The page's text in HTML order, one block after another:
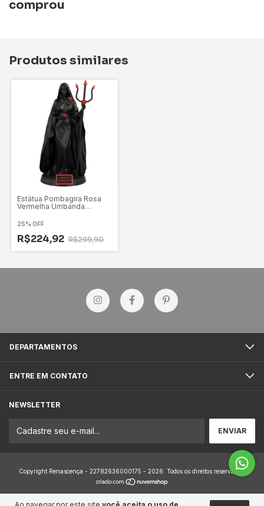
comprou
Produtos similares
Estátua Pombagira Rosa
Vermelha Umbanda
25% OFF
R$224,92 R$299,90
DEPARTAMENTOS
ENTRE EM CONTATO
NEWSLETTER
Copyright Renascença - 22782636000175 - 2026. Todos os direitos reservados.